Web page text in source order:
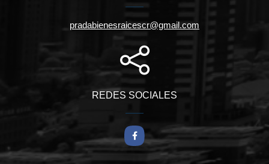
pradabienesraicescr@gmail.com
REDES SOCIALES
Facebook